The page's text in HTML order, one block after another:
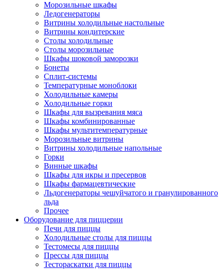
Морозильные шкафы
Ледогенераторы
Витрины холодильные настольные
Витрины кондитерские
Столы холодильные
Столы морозильные
Шкафы шоковой заморозки
Бонеты
Сплит-системы
Температурные моноблоки
Холодильные камеры
Холодильные горки
Шкафы для вызревания мяса
Шкафы комбинированные
Шкафы мультитемпературные
Морозильные витрины
Витрины холодильные напольные
Горки
Винные шкафы
Шкафы для икры и пресервов
Шкафы фармацевтические
Льдогенераторы чешуйчатого и гранулированного
льда
Прочее
Оборудование для пиццерии
Печи для пиццы
Холодильные столы для пиццы
Тестомесы для пиццы
Прессы для пиццы
Тестораскатки для пиццы